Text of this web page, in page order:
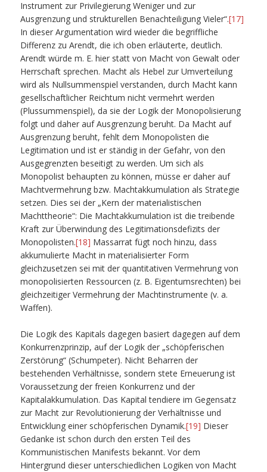
Instrument zur Privilegierung Weniger und zur
Ausgrenzung und strukturellen Benachteiligung Vieler“.[17]
In dieser Argumentation wird wieder die begriffliche
Differenz zu Arendt, die ich oben erläuterte, deutlich.
Arendt würde m. E. hier statt von Macht von Gewalt oder
Herrschaft sprechen. Macht als Hebel zur Umverteilung
wird als Nullsummenspiel verstanden, durch Macht kann
gesellschaftlicher Reichtum nicht vermehrt werden
(Plussummenspiel), da sie der Logik der Monopolisierung
folgt und daher auf Ausgrenzung beruht. Da Macht auf
Ausgrenzung beruht, fehlt dem Monopolisten die
Legitimation und ist er ständig in der Gefahr, von den
Ausgegrenzten beseitigt zu werden. Um sich als
Monopolist behaupten zu können, müsse er daher auf
Machtvermehrung bzw. Machtakkumulation als Strategie
setzen. Dies sei der „Kern der materialistischen
Machttheorie“: Die Machtakkumulation ist die treibende
Kraft zur Überwindung des Legitimationsdefizits der
Monopolisten.[18] Massarrat fügt noch hinzu, dass
akkumulierte Macht in materialisierter Form
gleichzusetzen sei mit der quantitativen Vermehrung von
monopolisierten Ressourcen (z. B. Eigentumsrechten) bei
gleichzeitiger Vermehrung der Machtinstrumente (v. a.
Waffen).
Die Logik des Kapitals dagegen basiert dagegen auf dem
Konkurrenzprinzip, auf der Logik der „schöpferischen
Zerstörung“ (Schumpeter). Nicht Beharren der
bestehenden Verhältnisse, sondern stete Erneuerung ist
Voraussetzung der freien Konkurrenz und der
Kapitalakkumulation. Das Kapital tendiere im Gegensatz
zur Macht zur Revolutionierung der Verhältnisse und
Entwicklung einer schöpferischen Dynamik.[19] Dieser
Gedanke ist schon durch den ersten Teil des
Kommunistischen Manifests bekannt. Vor dem
Hintergrund dieser unterschiedlichen Logiken von Macht